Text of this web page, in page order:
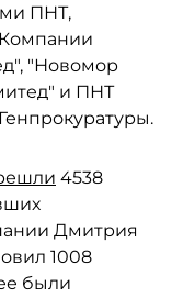
ПНТ,
"Новомор
и ПНТ
4538
Дмитрия
1008
были